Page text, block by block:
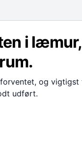
i
og vigtigst
udført.